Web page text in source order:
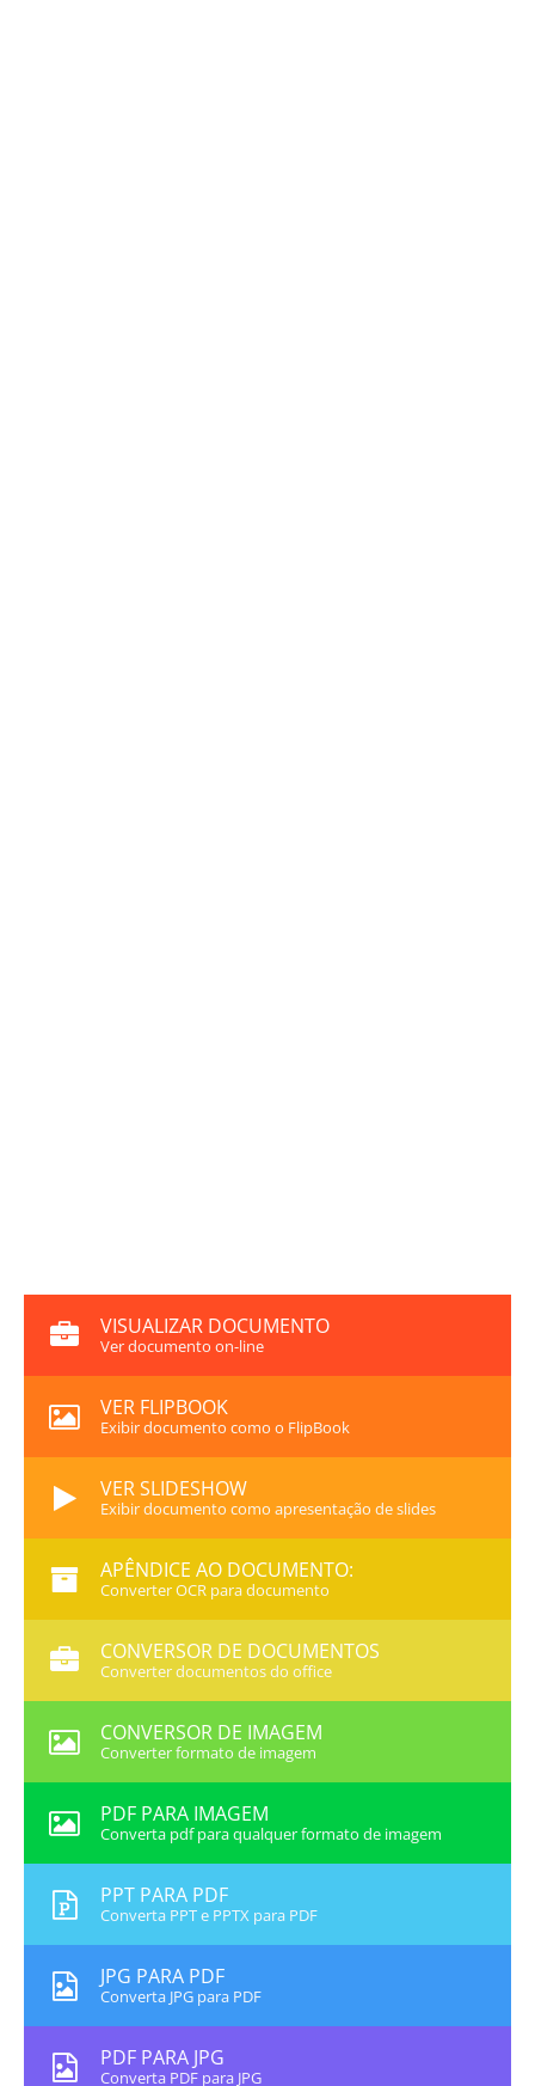
VISUALIZAR DOCUMENTO
Ver documento on-line
VER FLIPBOOK
Exibir documento como o FlipBook
VER SLIDESHOW
Exibir documento como apresentação de slides
APÊNDICE AO DOCUMENTO:
Converter OCR para documento
CONVERSOR DE DOCUMENTOS
Converter documentos do office
CONVERSOR DE IMAGEM
Converter formato de imagem
PDF PARA IMAGEM
Converta pdf para qualquer formato de imagem
PPT PARA PDF
Converta PPT e PPTX para PDF
JPG PARA PDF
Converta JPG para PDF
PDF PARA JPG
Converta PDF para JPG